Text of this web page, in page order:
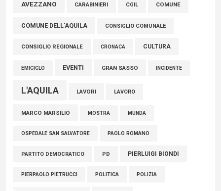
Marcinelle, Verrecchia (FdI): "Un minuto di raccoglimento in
connazionali tra cui molti abruzzesi"
06 Agosto 2026
AVEZZANO CARABINIERI CGIL COMUNE
COMUNE DELL'AQUILA CONSIGLIO COMUNALE
CONSIGLIO REGIONALE CRONACA CULTURA
EMICICLO EVENTI GRAN SASSO INCIDENTE
L'AQUILA LAVORI LAVORO
MARCO MARSILIO MOSTRA MUNDA
OSPEDALE SAN SALVATORE PAOLO ROMANO
PARTITO DEMOCRATICO PD PIERLUIGI BIONDI
PIERPAOLO PIETRUCCI POLITICA POLIZIA